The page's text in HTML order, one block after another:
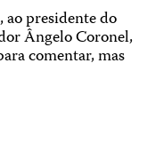
presidente do
Ângelo Coronel,
comentar, mas